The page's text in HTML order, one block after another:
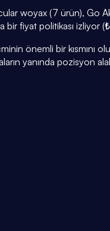
woyax (7 ürün), Go
bir fiyat politikası
önemli bir
yanında pozisyon